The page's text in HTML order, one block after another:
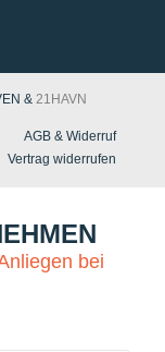
& 21HAVN
AGB & Widerruf
Vertrag widerrufen
bei